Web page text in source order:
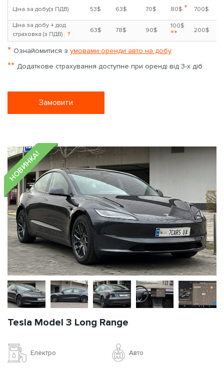
Ціна за добу(з ПДВ) 53$ 63$ 70$ 80$ * 700$
Ціна за добу + дод.
страховка (з ПДВ)
?
63$ 78$ 90$
100$
** 200$
* Ознайомитися з умовами оренди авто на добу
** Додаткове страхування доступне при оренді від 3-х діб
Замовити
НОВИНКА!
Tesla Model 3 Long Range
Електро Авто